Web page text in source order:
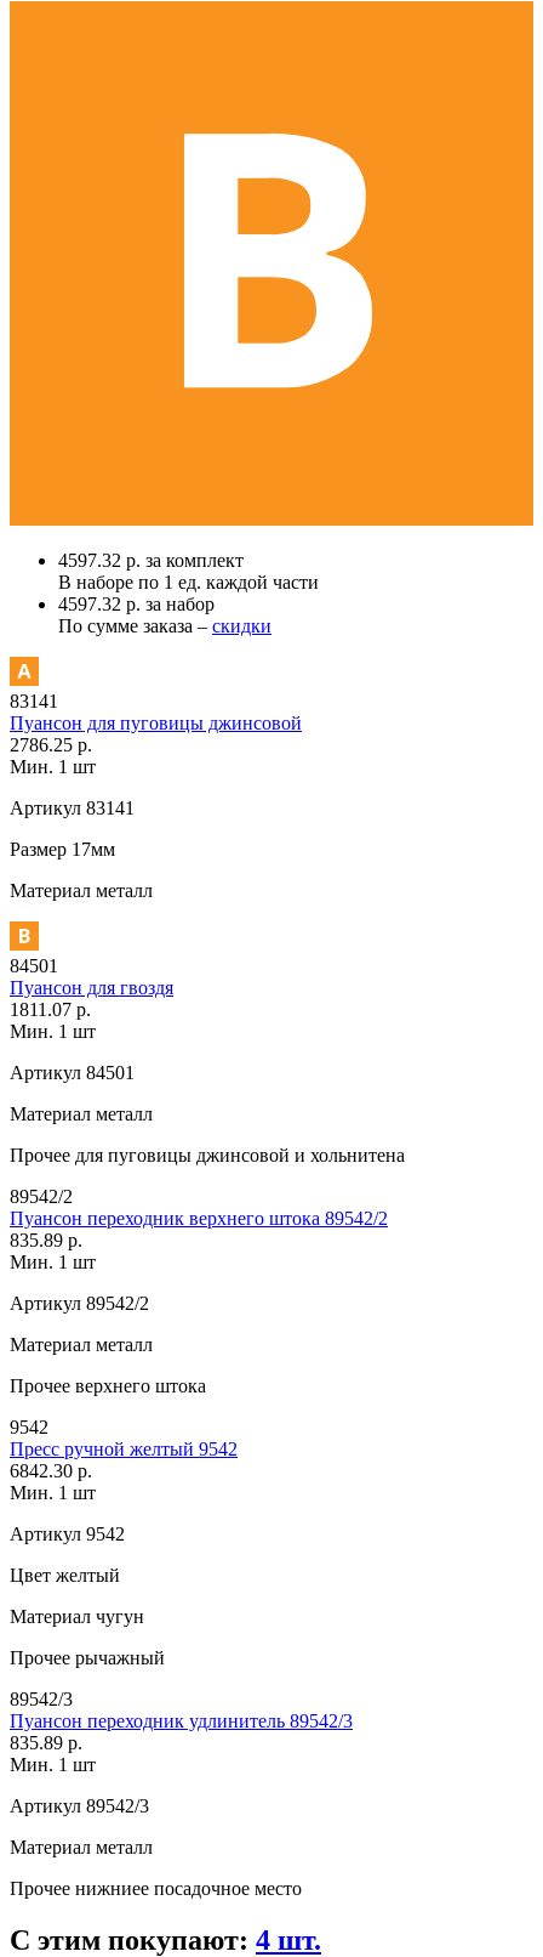
4597.32 р. за комплект
В наборе по 1 ед. каждой части
4597.32 р. за набор
По сумме заказа – скидки
83141
Пуансон для пуговицы джинсовой
2786.25 р.
Мин. 1 шт
Артикул 83141
Размер 17мм
Материал металл
84501
Пуансон для гвоздя
1811.07 р.
Мин. 1 шт
Артикул 84501
Материал металл
Прочее для пуговицы джинсовой и хольнитена
89542/2
Пуансон переходник верхнего штока 89542/2
835.89 р.
Мин. 1 шт
Артикул 89542/2
Материал металл
Прочее верхнего штока
9542
Пресс ручной желтый 9542
6842.30 р.
Мин. 1 шт
Артикул 9542
Цвет желтый
Материал чугун
Прочее рычажный
89542/3
Пуансон переходник удлинитель 89542/3
835.89 р.
Мин. 1 шт
Артикул 89542/3
Материал металл
Прочее нижниее посадочное место
С этим покупают: 4 шт.